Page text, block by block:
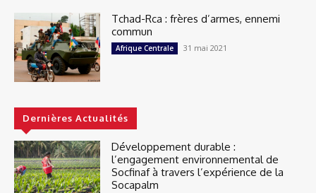
Tchad-Rca : frères d’armes, ennemi
commun
Afrique Centrale 31 mai 2021
Dernières Actualités
Développement durable :
l’engagement environnemental de
Socfinaf à travers l’expérience de la
Socapalm